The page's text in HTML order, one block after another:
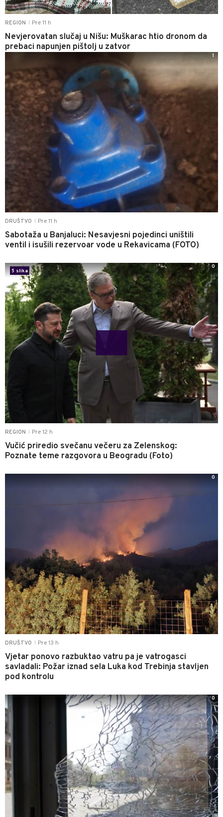
REGION Pre 11 h
Nevjerovatan slučaj u Nišu: Muškarac htio dronom da
prebaci napunjen pištolj u zatvor
DRUŠTVO Pre 11 h
Sabotaža u Banjaluci: Nesavjesni pojedinci uništili
ventil i isušili rezervoar vode u Rekavicama (FOTO)
1
REGION Pre 12 h
Vučić priredio svečanu večeru za Zelenskog:
Poznate teme razgovora u Beogradu (Foto)
5 slika
0
DRUŠTVO Pre 13 h
Vjetar ponovo razbuktao vatru pa je vatrogasci
savladali: Požar iznad sela Luka kod Trebinja stavljen
pod kontrolu
0
0